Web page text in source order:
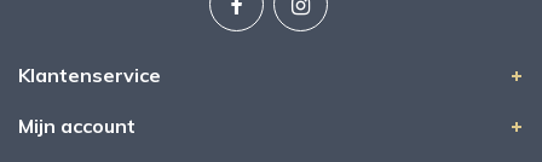
Klantenservice
Mijn account